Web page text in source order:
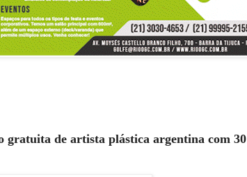
gratuita de artista plástica argentina com 30